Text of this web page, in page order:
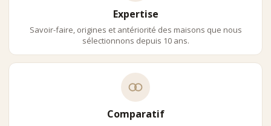
Expertise
Savoir-faire, origines et antériorité des maisons que nous
sélectionnons depuis 10 ans.
Comparatif